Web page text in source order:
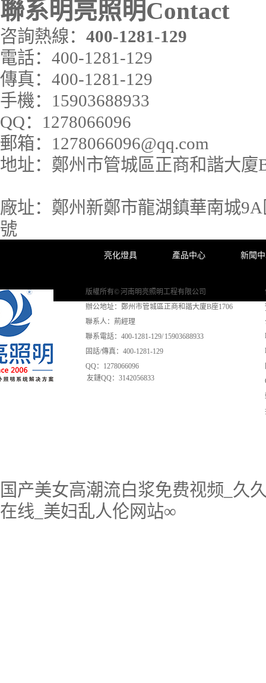
聯系明亮照明Contact
咨詢熱線： 400-1281-129
電話： 400-1281-129
傳真： 400-1281-129
手機： 15903688933
QQ： 1278066096
郵箱： 1278066096@qq.com
地址： 鄭州市管城區正商和諧大廈
廠址： 鄭州新鄭市龍湖鎮華南
號
亮化燈具 產品中心 新聞
版權所有© 河南明亮照明工程有限公司
辦公地址：鄭州市管城區正商和諧大廈B座1706
聯系人：荊經理
聯系電話：400-1281-129/ 15903688933
固話/傳真：400-1281-129
QQ：1278066096
友鏈QQ：3142056833
国产美女高潮流白浆免费视频_久
在线_美妇乱人伦网站∞